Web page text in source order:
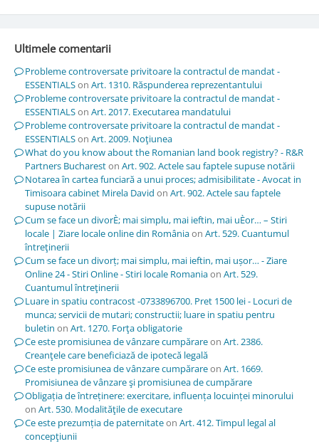
Ultimele comentarii
Probleme controversate privitoare la contractul de mandat -
ESSENTIALSon Art. 1310. Răspunderea reprezentantului
Probleme controversate privitoare la contractul de mandat -
ESSENTIALSon Art. 2017. Executarea mandatului
Probleme controversate privitoare la contractul de mandat -
ESSENTIALSon Art. 2009. Noţiunea
What do you know about the Romanian land book registry? - R&R
Partners Buchareston Art. 902. Actele sau faptele supuse notării
Notarea în cartea funciară a unui proces; admisibilitate - Avocat in
Timisoara cabinet Mirela David on Art. 902. Actele sau faptele
supuse notării
Cum se face un divorÈ; mai simplu, mai ieftin, mai uÈor… – Stiri
locale | Ziare locale online din Româniaon Art. 529. Cuantumul
întreţinerii
Cum se face un divorț; mai simplu, mai ieftin, mai ușor… - Ziare
Online 24 - Stiri Online - Stiri locale Romaniaon Art. 529.
Cuantumul întreţinerii
Luare in spatiu contracost -0733896700. Pret 1500 lei - Locuri de
munca; servicii de mutari; constructii; luare in spatiu pentru
buletin on Art. 1270. Forţa obligatorie
Ce este promisiunea de vânzare cumpărareon Art. 2386.
Creanţele care beneficiază de ipotecă legală
Ce este promisiunea de vânzare cumpărareon Art. 1669.
Promisiunea de vânzare şi promisiunea de cumpărare
Obligația de întreținere: exercitare, influența locuinței minorului
on Art. 530. Modalităţile de executare
Ce este prezumția de paternitateon Art. 412. Timpul legal al
concepţiunii